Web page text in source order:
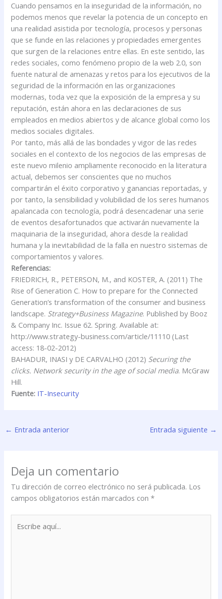
Cuando pensamos en la inseguridad de la información, no
podemos menos que revelar la potencia de un concepto en
una realidad asistida por tecnología, procesos y personas
que se funde en las relaciones y propiedades emergentes
que surgen de la relaciones entre ellas. En este sentido, las
redes sociales, como fenómeno propio de la web 2.0, son
fuente natural de amenazas y retos para los ejecutivos de la
seguridad de la información en las organizaciones
modernas, toda vez que la exposición de la empresa y su
reputación, están ahora en las declaraciones de sus
empleados en medios abiertos y de alcance global como los
medios sociales digitales.
Por tanto, más allá de las bondades y vigor de las redes
sociales en el contexto de los negocios de las empresas de
este nuevo milenio ampliamente reconocido en la literatura
actual, debemos ser conscientes que no muchos
compartirán el éxito corporativo y ganancias reportadas, y
por tanto, la sensibilidad y volubilidad de los seres humanos
apalancada con tecnología, podrá desencadenar una serie
de eventos desafortunados que activarán nuevamente la
maquinaria de la inseguridad, ahora desde la realidad
humana y la inevitabilidad de la falla en nuestro sistemas de
comportamientos y valores.
Referencias:
FRIEDRICH, R., PETERSON, M., and KOSTER, A. (2011) The
Rise of Generation C. How to prepare for the Connected
Generation’s transformation of the consumer and business
landscape. Strategy+Business Magazine. Published by Booz
& Company Inc. Issue 62. Spring. Available at:
http://www.strategy-business.com/article/11110 (Last
access: 18-02-2012)
BAHADUR, INASI y DE CARVALHO (2012) Securing the
clicks. Network security in the age of social media. McGraw
Hill.
Fuente: IT-Insecurity
← Entrada anterior Entrada siguiente →
Deja un comentario
Tu dirección de correo electrónico no será publicada. Los
campos obligatorios están marcados con*
aquí...